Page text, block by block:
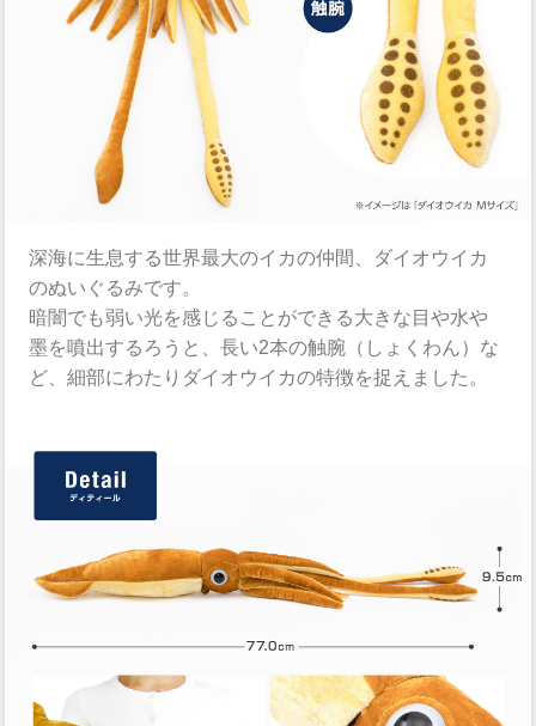
深海に生息する世界最大のイカの仲間、ダイオウイカ
のぬいぐるみです。
暗闇でも弱い光を感じることができる大きな目や水や
墨を噴出するろうと、長い2本の触腕（しょくわん）な
ど、細部にわたりダイオウイカの特徴を捉えました。